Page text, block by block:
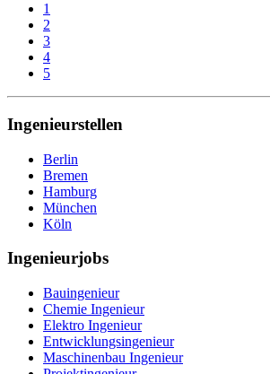
1
2
3
4
5
Ingenieurstellen
Berlin
Bremen
Hamburg
München
Köln
Ingenieurjobs
Bauingenieur
Chemie Ingenieur
Elektro Ingenieur
Entwicklungsingenieur
Maschinenbau Ingenieur